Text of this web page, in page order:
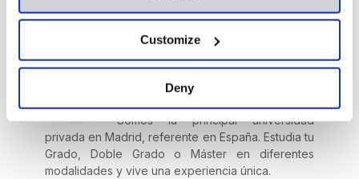
Customize
Deny
Acerca de Últimas entradas
¡Síguenos!
Universidad
Somos la principal universidad
privada en Madrid, referente en España. Estudia tu
Grado, Doble Grado o Máster en diferentes
modalidades y vive una experiencia única.